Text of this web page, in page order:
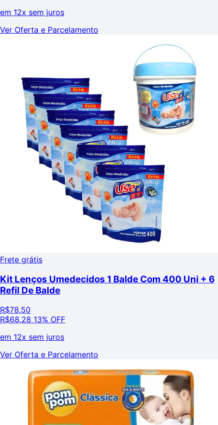
em 12x sem juros
Ver Oferta e Parcelamento
Frete grátis
Kit Lenços Umedecidos 1 Balde Com 400 Uni + 6
Refil De Balde
R$78,50
R$68,28 13% OFF
em 12x sem juros
Ver Oferta e Parcelamento